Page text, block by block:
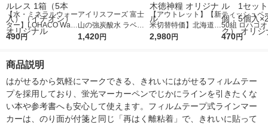
【水・ミネラルウォー
ター】LOHACO Wate
r（ロハコウォータ
シ） オリジナル
490円
アイリスフーズ 富士
山の強炭酸水 ラベル
レス 500ml 1箱（24
1,420円
【アウトレット】【新
米切替特価】北海道産
ななつぼし 無洗米 5k
2,980円
ティッシュペ
50組 ロハコ
ルソフトパッ
オリジナル
470円
商品説明
はがせるから気軽にマークできる、きれいにはがせるフィルムテー
プを採用しており、蛍光マーカーペンでじかにラインを引きたくな
い本や参考書へも安心して使えます。フィルムテープ式ラインマー
カーは、のり面が付箋と同じ「再はく離粘着」で、きれいに貼って